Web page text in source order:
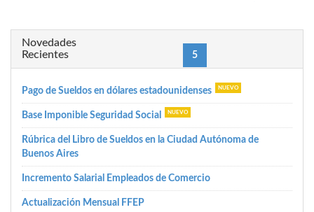
5(current)
Novedades
Recientes
Pago de Sueldos en dólares estadounidenses
Base Imponible Seguridad Social
Rúbrica del Libro de Sueldos en la Ciudad Autónoma de
Buenos Aires
Incremento Salarial Empleados de Comercio
Actualización Mensual FFEP